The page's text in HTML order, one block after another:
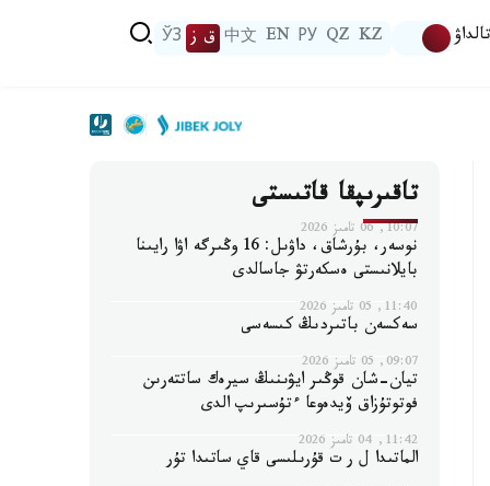
تالداۋ KZ
QZ
РУ
EN
中文 ق ز ЎЗ
تاقىرىپقا قاتىستى
10:07, 06 تامىز 2026
نوسەر، بۇرشاق، داۋىل: 16 وڭىرگە اۋا رايىنا
بايلانىستى ەسكەرتۋ جاسالدى
11:40, 05 تامىز 2026
سەكسەن باتىردىڭ كىسەسى
09:07, 05 تامىز 2026
تيان-شان قوڭىر ايۋىنىڭ سيرەك ساتتەرىن
فوتوتۇزاق ۆيدەوعا ءتۇسىرىپ الدى
11:42, 04 تامىز 2026
الماتىدا ل ر ت قۇرىلىسى قاي ساتىدا تۇر